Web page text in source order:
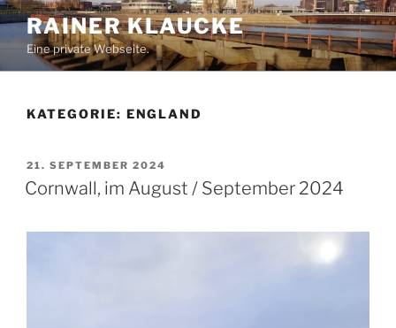
Zum
Inhalt
springen
RAINER KLAUCKE
Eine private Webseite.
KATEGORIE: ENGLAND
VERÖFFENTLICHT
AM
21. SEPTEMBER 2024
Cornwall, im August / September 2024